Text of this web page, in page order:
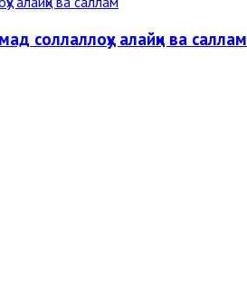
соллаллоҳу алайҳи ва саллам